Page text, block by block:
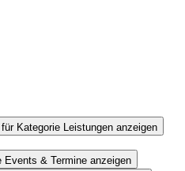
Kategorie Leistungen anzeigen
Events & Termine anzeigen